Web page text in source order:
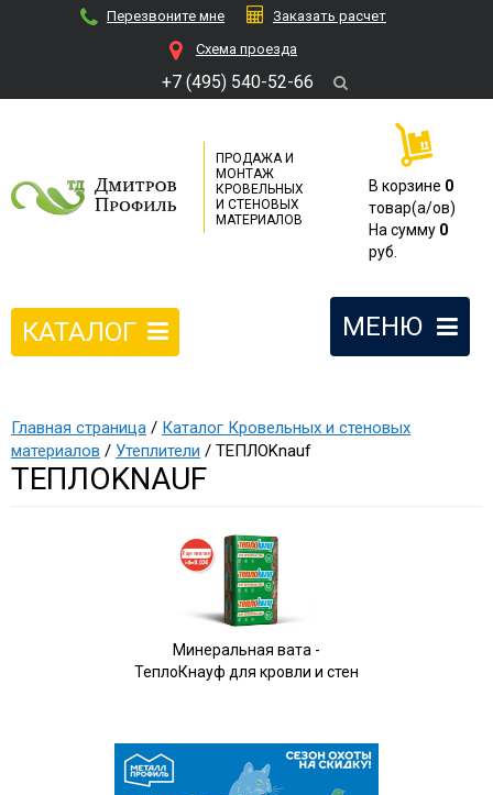
Перезвоните мне
Заказать расчет
Cхема проезда
+7 (495) 540-52-66
ПРОДАЖА И
МОНТАЖ
КРОВЕЛЬНЫХ
И СТЕНОВЫХ
МАТЕРИАЛОВ
В корзине 0
товар(a/ов)
На сумму 0
руб.
МЕНЮ
КАТАЛОГ
Главная страница / Каталог Кровельных и стеновых
материалов / Утеплители / ТЕПЛОKnauf
ТЕПЛОKNAUF
Минеральная вата -
ТеплоКнауф для кровли и стен